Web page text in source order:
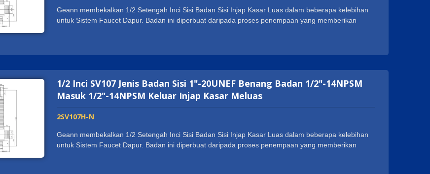
Geann membekalkan 1/2 Setengah Inci Sisi Badan Sisi Injap Kasar Luas dalam beberapa kelebihan
untuk Sistem Faucet Dapur. Badan ini diperbuat daripada proses penempaan yang memberikan
1/2 Inci SV107 Jenis Badan Sisi 1"-20UNEF Benang Badan 1/2"-14NPSM
Masuk 1/2"-14NPSM Keluar Injap Kasar Meluas
2SV107H-N
Geann membekalkan 1/2 Setengah Inci Sisi Badan Sisi Injap Kasar Luas dalam beberapa kelebihan
untuk Sistem Faucet Dapur. Badan ini diperbuat daripada proses penempaan yang memberikan